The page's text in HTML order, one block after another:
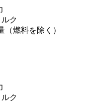
ク
（燃料を除く）
ク